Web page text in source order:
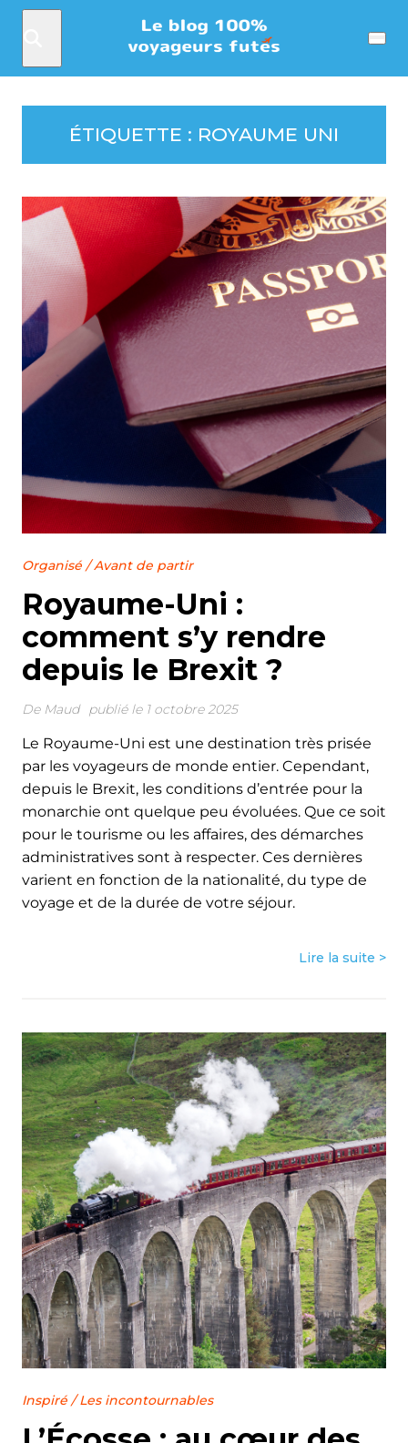
Menu
ÉTIQUETTE : ROYAUME UNI
Organisé /Avant de partir
Royaume-Uni :
comment s’y rendre
depuis le Brexit ?
De Maud publié le 1 octobre 2025
Le Royaume-Uni est une destination très prisée
par les voyageurs de monde entier. Cependant,
depuis le Brexit, les conditions d’entrée pour la
monarchie ont quelque peu évoluées. Que ce soit
pour le tourisme ou les affaires, des démarches
administratives sont à respecter. Ces dernières
varient en fonction de la nationalité, du type de
voyage et de la durée de votre séjour.
Lire la suite >
Inspiré /Les incontournables